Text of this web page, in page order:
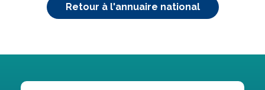
Retour à l'annuaire national